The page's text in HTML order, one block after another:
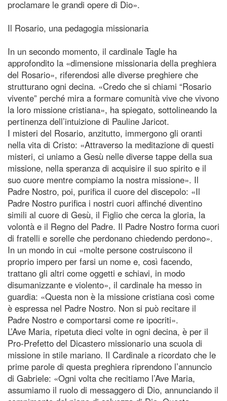
proclamare le grandi opere di Dio».
Il Rosario, una pedagogia missionaria
In un secondo momento, il cardinale Tagle ha
approfondito la «dimensione missionaria della preghiera
del Rosario», riferendosi alle diverse preghiere che
strutturano ogni decina. «Credo che si chiami “Rosario
vivente” perché mira a formare comunità vive che vivono
la loro missione cristiana», ha spiegato, sottolineando la
pertinenza dell’intuizione di Pauline Jaricot.
I misteri del Rosario, anzitutto, immergono gli oranti
nella vita di Cristo: «Attraverso la meditazione di questi
misteri, ci uniamo a Gesù nelle diverse tappe della sua
missione, nella speranza di acquisire il suo spirito e il
suo cuore mentre compiamo la nostra missione». Il
Padre Nostro, poi, purifica il cuore del discepolo: «Il
Padre Nostro purifica i nostri cuori affinché diventino
simili al cuore di Gesù, il Figlio che cerca la gloria, la
volontà e il Regno del Padre. Il Padre Nostro forma cuori
di fratelli e sorelle che perdonano chiedendo perdono».
In un mondo in cui «molte persone costruiscono il
proprio impero per farsi un nome e, così facendo,
trattano gli altri come oggetti e schiavi, in modo
disumanizzante e violento», il cardinale ha messo in
guardia: «Questa non è la missione cristiana così come
è espressa nel Padre Nostro. Non si può recitare il
Padre Nostro e comportarsi come re ipocriti».
L’Ave Maria, ripetuta dieci volte in ogni decina, è per il
Pro-Prefetto del Dicastero missionario una scuola di
missione in stile mariano. Il Cardinale a ricordato che le
prime parole di questa preghiera riprendono l’annuncio
di Gabriele: «Ogni volta che recitiamo l’Ave Maria,
assumiamo il ruolo di messaggero di Dio, annunciando il